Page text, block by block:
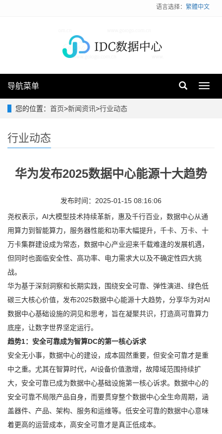
语言选择： 繁體中文
导航菜单
您的位置： 首页>新闻资讯>行业动态
行业动态
华为发布2025数据中心能源十大趋势
发布时间：2025-01-15 08:16:06
尧权表示，AI大模型技术持续革新，惠及千行百业，数据中心从通
用算力到智能算力，服务器性能和功率大幅提升，千卡、万卡、十
万卡集群建设成为常态，数据中心产业迎来千载难逢的发展机遇，
但同时也面临安全性、高功率、电力需求大以及不确定性四大挑
战。
华为基于深刻洞察和长期实践，围绕安全可靠、弹性演进、绿色低
碳三大核心价值，发布2025数据中心能源十大趋势，分享华为对AI
数据中心基础设施的洞见和思考，旨在凝聚共识，打造高可靠算力
底座，让数字世界坚定运行。
趋势1：安全可靠成为智算DC的第一核心诉求
安全无小事，数据中心的建设，成本固然重要，但安全可靠才是重
中之重。尤其在智算时代，AI设备价值激增，故障域范围持续扩
大，安全可靠已成为数据中心基础设施第一核心诉求。数据中心的
安全可靠不局限产品自身，而要贯穿整个数据中心全生命周期，涵
盖器件、产品、架构、服务和运维等。低安全可靠的数据中心意味
着更高的运营成本，高安全可靠才是真正低成本。